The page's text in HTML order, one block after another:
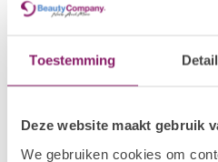
Toestemming
Deze website maakt gebruik
We gebruiken cookies om
Cuticle Oil Fruit
BEAUTY COMPANY
In stock